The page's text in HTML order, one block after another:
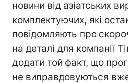
новини від азіатських
комплектуючих, які
повідомляють про
на деталі для компанії
додати той факт, що
не виправдовуються